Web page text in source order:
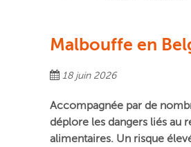
Malbouffe en
18 juin 2026
Accompagnée par de
déplore les dangers liés au
alimentaires. Un risque